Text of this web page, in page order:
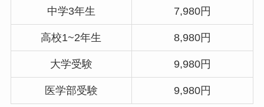
中学3年生 7,980円
高校1~2年生 8,980円
大学受験 9,980円
医学部受験 9,980円